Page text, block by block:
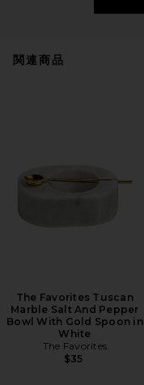
関連商品
The Favorites Tuscan
Marble Salt And Pepper
Bowl With Gold Spoon in
White
The Favorites
$35